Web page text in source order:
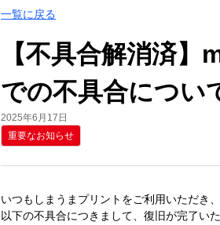
一覧に戻る
【不具合解消済
での不具合につい
2025年6月17日
重要なお知らせ
いつもしまうまプリントをご利用いただき
以下の不具合につきまして、復旧が完了いた